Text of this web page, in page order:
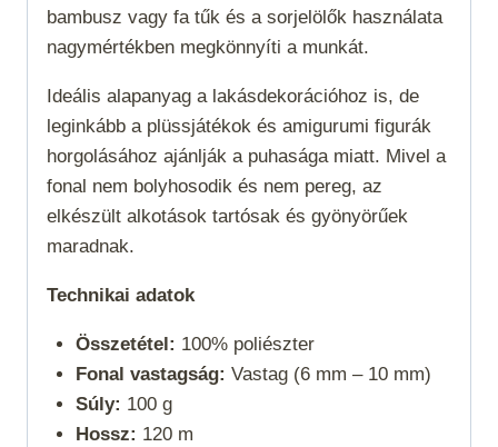
bambusz vagy fa tűk és a sorjelölők használata
nagymértékben megkönnyíti a munkát.
Ideális alapanyag a lakásdekorációhoz is, de
leginkább a plüssjátékok és amigurumi figurák
horgolásához ajánlják a puhasága miatt. Mivel a
fonal nem bolyhosodik és nem pereg, az
elkészült alkotások tartósak és gyönyörűek
maradnak.
Technikai adatok
Összetétel: 100% poliészter
Fonal vastagság: Vastag (6 mm – 10 mm)
Súly: 100 g
Hossz: 120 m